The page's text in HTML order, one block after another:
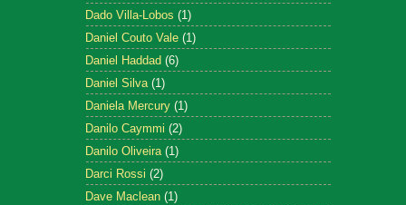
Dado Villa-Lobos (1)
Daniel Couto Vale (1)
Daniel Haddad (6)
Daniel Silva (1)
Daniela Mercury (1)
Danilo Caymmi (2)
Danilo Oliveira (1)
Darci Rossi (2)
Dave Maclean (1)